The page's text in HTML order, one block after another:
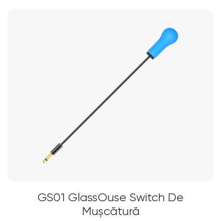
pot
fi
alese
GS01 GlassOuse Switch De
Mușcătură